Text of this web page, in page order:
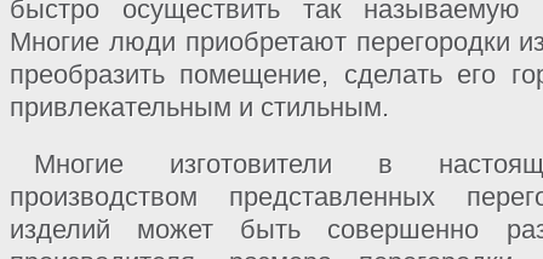
быстро осуществить так называемую
Многие люди приобретают перегородки
преобразить помещение, сделать его
привлекательным и стильным.
Многие изготовители в
производством представленных
изделий может быть совершенно